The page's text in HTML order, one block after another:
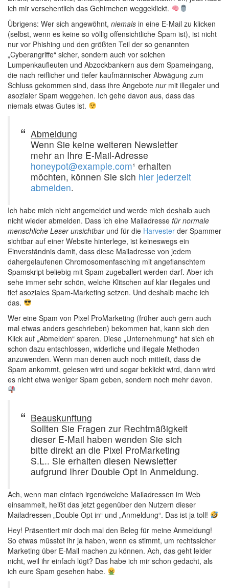
ich mir versehentlich das Gehirnchen weggeklickt.
Übrigens: Wer sich angewöhnt, niemals in eine E-Mail zu klicken
(selbst, wenn es keine so völlig offensichtliche Spam ist), ist nicht
nur vor Phishing und den größten Teil der so genannten
„Cyberangriffe“ sicher, sondern auch vor solchen
Lumpenkaufleuten und Abzockbankern aus dem Spameingang,
die nach reiflicher und tiefer kaufmännischer Abwägung zum
Schluss gekommen sind, dass ihre Angebote nurmit illegaler und
asozialer Spam weggehen. Ich gehe davon aus, dass das
niemals etwas Gutes ist.
Abmeldung
Wenn Sie keine weiteren Newsletter
mehr an Ihre E-Mail-Adresse
honeypot@example.com¹ erhalten
möchten, können Sie sich hier jederzeit
abmelden.
Ich habe mich nicht angemeldet und werde mich deshalb auch
nicht wieder abmelden. Dass ich eine Mailadresse für normale
menschliche Leser unsichtbarund für die Harvester der Spammer
sichtbar auf einer Website hinterlege, ist keineswegs ein
Einverständnis damit, dass diese Mailadresse von jedem
dahergelaufenen Chromosomenfasching mit angeflanschtem
Spamskript beliebig mit Spam zugeballert werden darf. Aber ich
sehe immer sehr schön, welche Klitschen auf klar illegales und
tief asoziales Spam-Marketing setzen. Und deshalb mache ich
das.
Wer eine Spam von Pixel ProMarketing (früher auch gern auch
mal etwas anders geschrieben) bekommen hat, kann sich den
Klick auf „Abmelden“ sparen. Diese „Unternehmung“ hat sich eh
schon dazu entschlossen, widerliche und illegale Methoden
anzuwenden. Wenn man denen auch noch mitteilt, dass die
Spam ankommt, gelesen wird und sogar beklickt wird, dann wird
es nicht etwa weniger Spam geben, sondern noch mehr davon.
Beauskunftung
Sollten Sie Fragen zur Rechtmäßigkeit
dieser E-Mail haben wenden Sie sich
bitte direkt an die Pixel ProMarketing
S.L.. Sie erhalten diesen Newsletter
aufgrund Ihrer Double Opt in Anmeldung.
Ach, wenn man einfach irgendwelche Mailadressen im Web
einsammelt, heißt das jetzt gegenüber den Nutzern dieser
Mailadressen „Double Opt in“ und „Anmeldung“. Das ist ja toll!
Hey! Präsentiert mir doch mal den Beleg für meine Anmeldung!
So etwas müsstet ihr ja haben, wenn es stimmt, um rechtssicher
Marketing über E-Mail machen zu können. Ach, das geht leider
nicht, weil ihr einfach lügt? Das habe ich mir schon gedacht, als
ich eure Spam gesehen habe.